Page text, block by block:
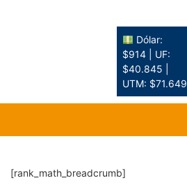
Dólar:
$914 | UF:
$40.845 |
UTM: $71.649
[rank_math_breadcrumb]